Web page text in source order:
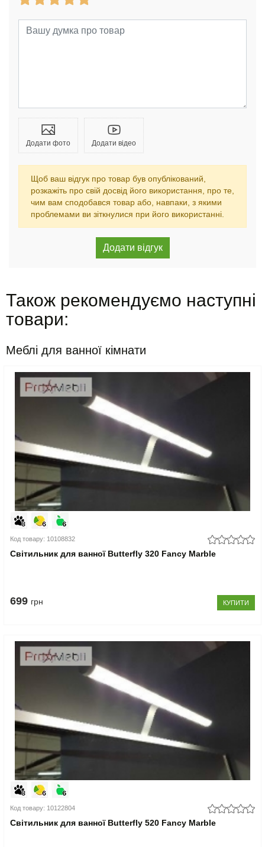
Додати фото Додати відео
Щоб ваш відгук про товар був опублікований,
розкажіть про свій досвід його використання, про те,
чим вам сподобався товар або, навпаки, з якими
проблемами ви зіткнулися при його використанні.
Також рекомендуємо наступні
товари:
Меблі для ванної кімнати
Код товару: 10108832
Світильник для ванної Butterfly 320 Fancy Marble
699 грн КУПИТИ
Код товару: 10122804
Світильник для ванної Butterfly 520 Fancy Marble